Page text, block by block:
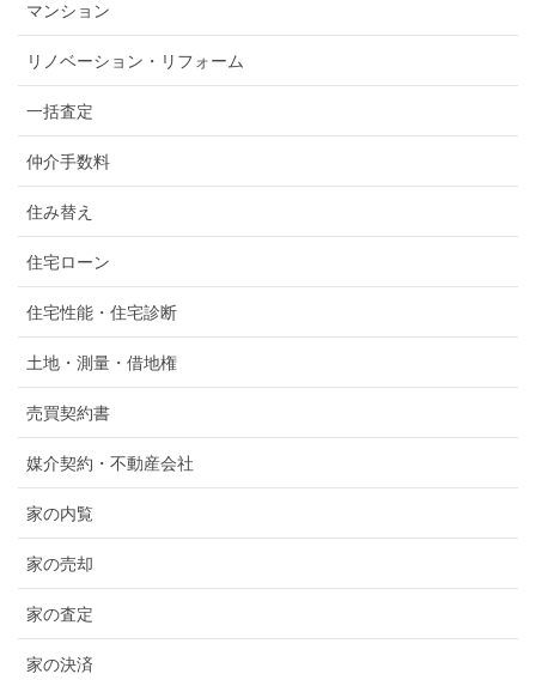
マンション
リノベーション・リフォーム
一括査定
仲介手数料
住み替え
住宅ローン
住宅性能・住宅診断
土地・測量・借地権
売買契約書
媒介契約・不動産会社
家の内覧
家の売却
家の査定
家の決済